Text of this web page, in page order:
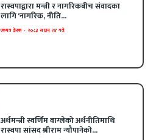
रास्वपाद्वारा मन्त्री र नागरिकबीच संवादका
लागि ‘नागरिक, नीति...
एकपत्र डेस्क - २०८३ साउन २४ गते
अर्थमन्त्री स्वर्णिम वाग्लेको अर्थनीतिमाथि
रास्वपा सांसद श्रीराम न्यौपानेको...